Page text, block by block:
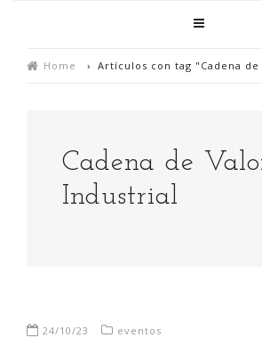
Home › Artículos con tag "Cadena
Cadena de
Industrial
24/10/23
eventos